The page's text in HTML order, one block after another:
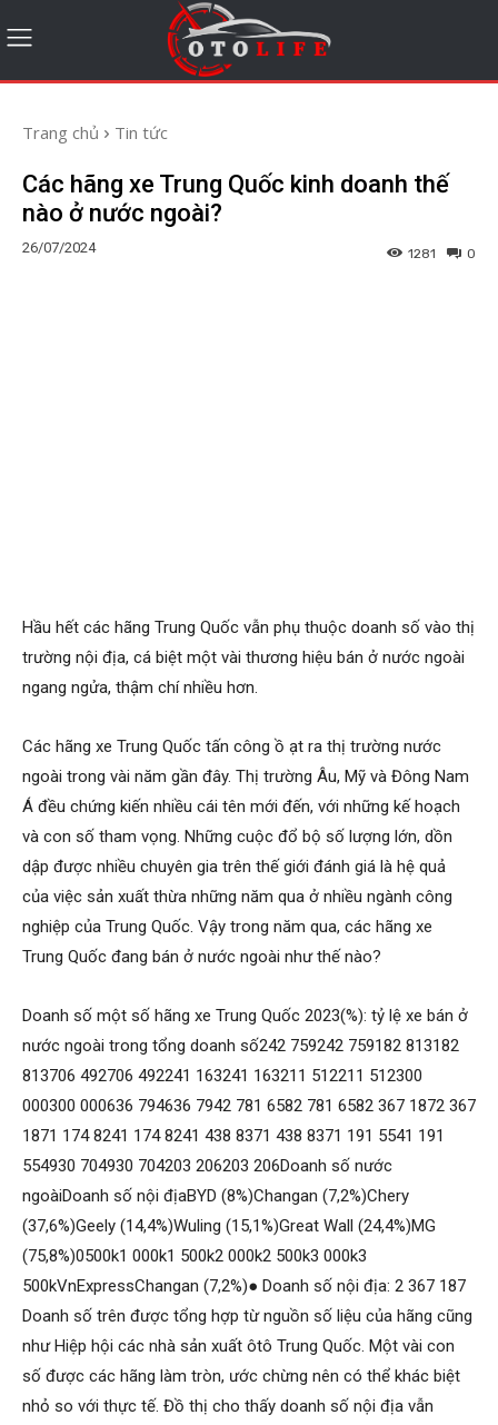
Trang chủ Tin tức
Các hãng xe Trung Quốc kinh doanh thế
nào ở nước ngoài?
26/07/2024 0
1281
Hầu hết các hãng Trung Quốc vẫn phụ thuộc doanh số vào thị
trường nội địa, cá biệt một vài thương hiệu bán ở nước ngoài
ngang ngửa, thậm chí nhiều hơn.
Các hãng xe Trung Quốc tấn công ồ ạt ra thị trường nước
ngoài trong vài năm gần đây. Thị trường Âu, Mỹ và Đông Nam
Á đều chứng kiến nhiều cái tên mới đến, với những kế hoạch
và con số tham vọng. Những cuộc đổ bộ số lượng lớn, dồn
dập được nhiều chuyên gia trên thế giới đánh giá là hệ quả
của việc sản xuất thừa những năm qua ở nhiều ngành công
nghiệp của Trung Quốc. Vậy trong năm qua, các hãng xe
Trung Quốc đang bán ở nước ngoài như thế nào?
Doanh số một số hãng xe Trung Quốc 2023(%): tỷ lệ xe bán ở
nước ngoài trong tổng doanh số242 759242 759182 813182
813706 492706 492241 163241 163211 512211 512300
000300 000636 794636 7942 781 6582 781 6582 367 1872 367
1871 174 8241 174 8241 438 8371 438 8371 191 5541 191
554930 704930 704203 206203 206Doanh số nước
ngoàiDoanh số nội địaBYD (8%)Changan (7,2%)Chery
(37,6%)Geely (14,4%)Wuling (15,1%)Great Wall (24,4%)MG
(75,8%)0500k1 000k1 500k2 000k2 500k3 000k3
500kVnExpressChangan (7,2%)● Doanh số nội địa: 2 367 187
Doanh số trên được tổng hợp từ nguồn số liệu của hãng cũng
như Hiệp hội các nhà sản xuất ôtô Trung Quốc. Một vài con
số được các hãng làm tròn, ước chừng nên có thể khác biệt
nhỏ so với thực tế. Đồ thị cho thấy doanh số nội địa vẫn